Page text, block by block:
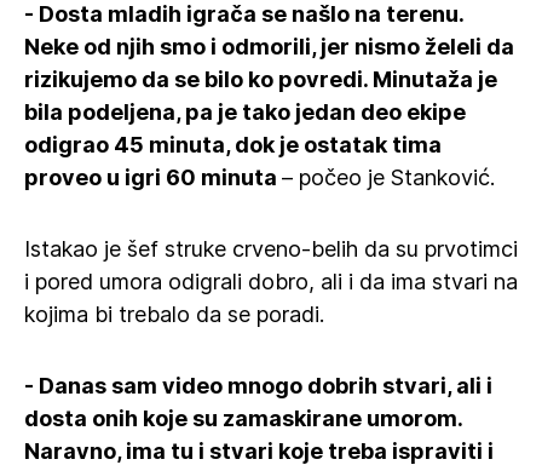
- Dosta mladih igrača se našlo na terenu.
Neke od njih smo i odmorili, jer nismo želeli da
rizikujemo da se bilo ko povredi. Minutaža je
bila podeljena, pa je tako jedan deo ekipe
odigrao 45 minuta, dok je ostatak tima
proveo u igri 60 minuta – počeo je Stanković.
Istakao je šef struke crveno-belih da su prvotimci
i pored umora odigrali dobro, ali i da ima stvari na
kojima bi trebalo da se poradi.
- Danas sam video mnogo dobrih stvari, ali i
dosta onih koje su zamaskirane umorom.
Naravno, ima tu i stvari koje treba ispraviti i